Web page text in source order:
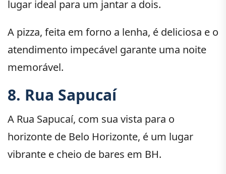
lugar ideal para um jantar a dois.
A pizza, feita em forno a lenha, é deliciosa e o
atendimento impecável garante uma noite
memorável.
8. Rua Sapucaí
A Rua Sapucaí, com sua vista para o
horizonte de Belo Horizonte, é um lugar
vibrante e cheio de bares em BH.